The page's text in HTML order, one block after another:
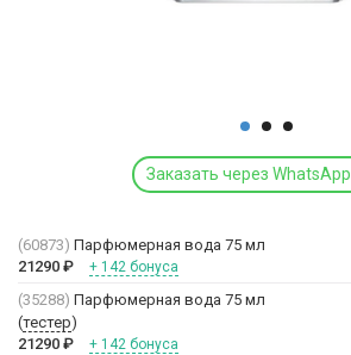
Заказать через WhatsApp
(60873) Парфюмерная вода 75 мл
21290 ₽ + 142 бонуса
(35288) Парфюмерная вода 75 мл
(тестер)
21290 ₽ + 142 бонуса